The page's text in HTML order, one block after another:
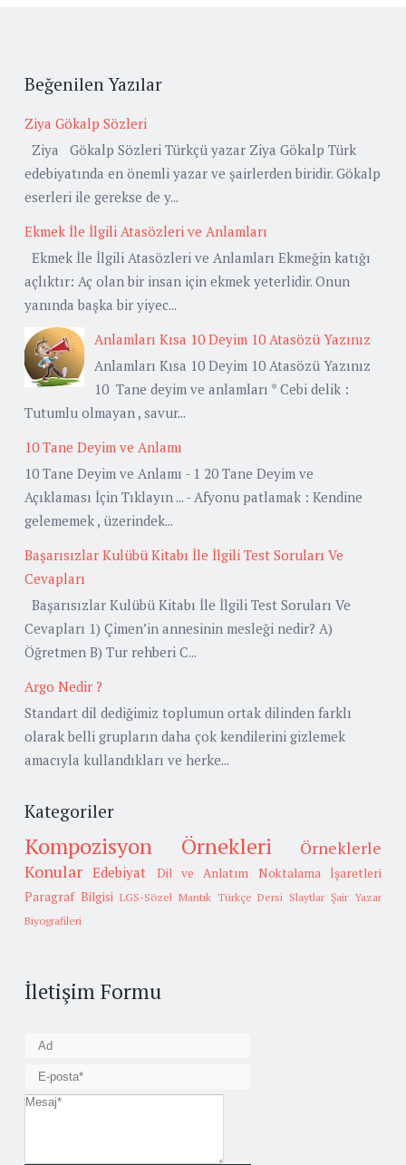
Beğenilen Yazılar
Ziya Gökalp Sözleri
Ziya Gökalp Sözleri Türkçü yazar Ziya Gökalp Türk
edebiyatında en önemli yazar ve şairlerden biridir. Gökalp
eserleri ile gerekse de y...
Ekmek İle İlgili Atasözleri ve Anlamları
Ekmek İle İlgili Atasözleri ve Anlamları Ekmeğin katığı
açlıktır: Aç olan bir insan için ekmek yeterlidir. Onun
yanında başka bir yiyec...
Anlamları Kısa 10 Deyim 10 Atasözü Yazınız
Anlamları Kısa 10 Deyim 10 Atasözü Yazınız
10 Tane deyim ve anlamları * Cebi delik :
Tutumlu olmayan , savur...
10 Tane Deyim ve Anlamı
10 Tane Deyim ve Anlamı - 1 20 Tane Deyim ve
Açıklaması İçin Tıklayın ... - Afyonu patlamak : Kendine
gelememek , üzerindek...
Başarısızlar Kulübü Kitabı İle İlgili Test Soruları Ve
Cevapları
Başarısızlar Kulübü Kitabı İle İlgili Test Soruları Ve
Cevapları 1) Çimen’in annesinin mesleği nedir? A)
Öğretmen B) Tur rehberi C...
Argo Nedir ?
Standart dil dediğimiz toplumun ortak dilinden farklı
olarak belli grupların daha çok kendilerini gizlemek
amacıyla kullandıkları ve herke...
Kategoriler
Kompozisyon Örnekleri
Örneklerle
Konular Edebiyat Dil ve Anlatım
Noktalama İşaretleri
Paragraf Bilgisi LGS-Sözel Mantık Türkçe Dersi Slaytlar Şair Yazar
Biyografileri
İletişim Formu